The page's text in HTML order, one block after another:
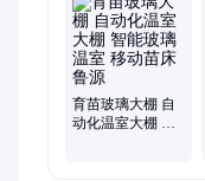
育苗玻璃大棚 自
动化温室大棚 智